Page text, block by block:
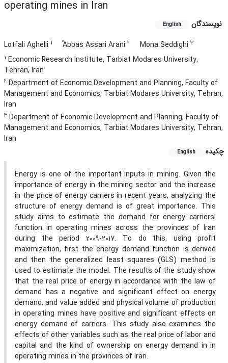
operating mines in Iran
نویسندگان English
Lotfali Aghelli 1 ََAbbas Assari Arani 2 Mona Seddighi 3
1 Economic Research Institute, Tarbiat Modares University,
Tehran, Iran
2 Department of Economic Development and Planning, Faculty of
Management and Economics, Tarbiat Modares University, Tehran,
Iran
3 Department of Economic Development and Planning, Faculty of
Management and Economics, Tarbiat Modares University, Tehran,
Iran
چکیده
English
Energy is one of the important inputs in mining. Given the
importance of energy in the mining sector and the increase
in the price of energy carriers in recent years, analyzing the
structure of energy demand is of great importance. This
study aims to estimate the demand for energy carriers’
function in operating mines across the provinces of Iran
during the period 2009-2017. To do this, using profit
maximization, first the energy demand function is derived
and then the generalized least squares (GLS) method is
used to estimate the model. The results of the study show
that the real price of energy in accordance with the law of
demand has a negative and significant effect on energy
demand, and value added and physical volume of production
in operating mines have positive and significant effects on
energy demand of carriers. This study also examines the
effects of other variables such as the real price of labor and
capital and the kind of ownership on energy demand in in
operating mines in the provinces of Iran.